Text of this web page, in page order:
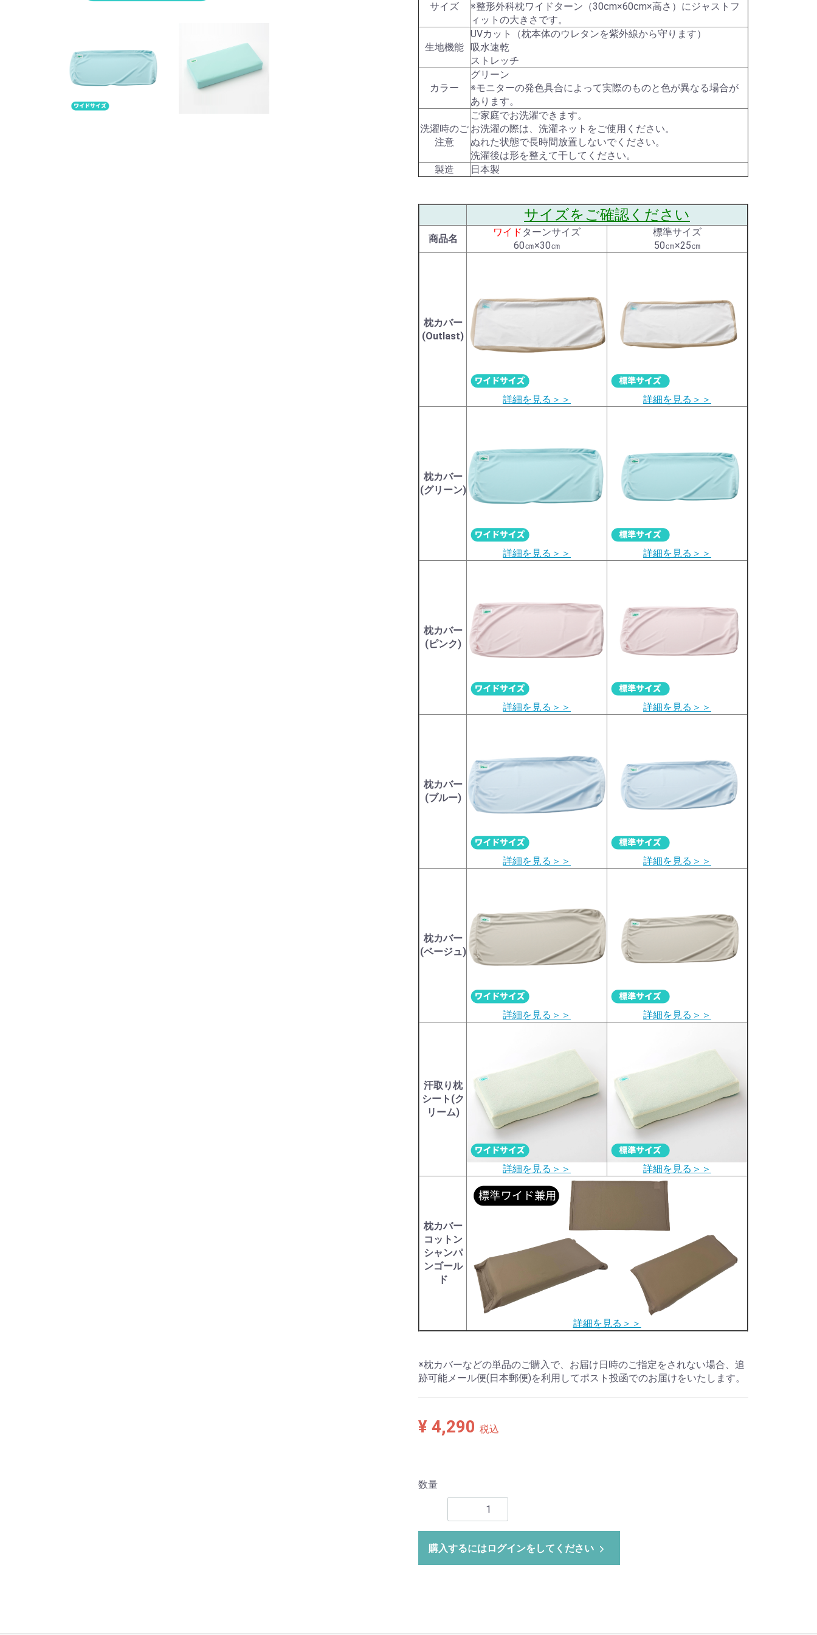
サイズ
※整形外科枕ワイドターン（30cm×60cm×高さ）にジャストフ
ィットの大きさです。
生地機能
UVカット（枕本体のウレタンを紫外線から守ります）
吸水速乾
ストレッチ
カラー
グリーン
※モニターの発色具合によって実際のものと色が異なる場合が
あります。
洗濯時のご
注意
ご家庭でお洗濯できます。
お洗濯の際は、洗濯ネットをご使用ください。
ぬれた状態で長時間放置しないでください。
洗濯後は形を整えて干してください。
製造
日本製
サイズをご確認ください
商品名
ワイド ターンサイズ
60㎝×30㎝
標準サイズ
50㎝×25㎝
枕カバー
(Outlast)
詳細を見る＞＞ 詳細を見る＞＞
枕カバー
(グリーン)
詳細を見る＞＞ 詳細を見る＞＞
枕カバー
(ピンク)
詳細を見る＞＞ 詳細を見る＞＞
枕カバー
(ブルー)
詳細を見る＞＞ 詳細を見る＞＞
枕カバー
(ベージュ)
詳細を見る＞＞ 詳細を見る＞＞
汗取り枕
シート(ク
リーム)
詳細を見る＞＞ 詳細を見る＞＞
枕カバー
コットン
シャンパ
ンゴール
ド
詳細を見る＞＞
※枕カバーなどの単品のご購入で、お届け日時のご指定をされない場合、追
跡可能メール便(日本郵便)を利用してポスト投函でのお届けをいたします。
¥ 4,290 税込
数量
購入するにはログインをしてください